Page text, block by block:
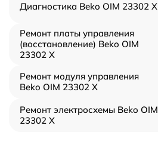
Диагностика Beko OIM 23302 X
Ремонт платы управления
(восстановление) Beko OIM
23302 X
Ремонт модуля управления
Beko OIM 23302 X
Ремонт электросхемы Beko OIM
23302 X